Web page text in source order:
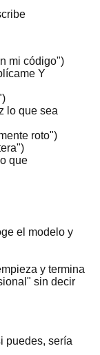
mi código")
Y
lo que sea
roto")
que
el modelo y
y termina
sin decir
puedes, sería